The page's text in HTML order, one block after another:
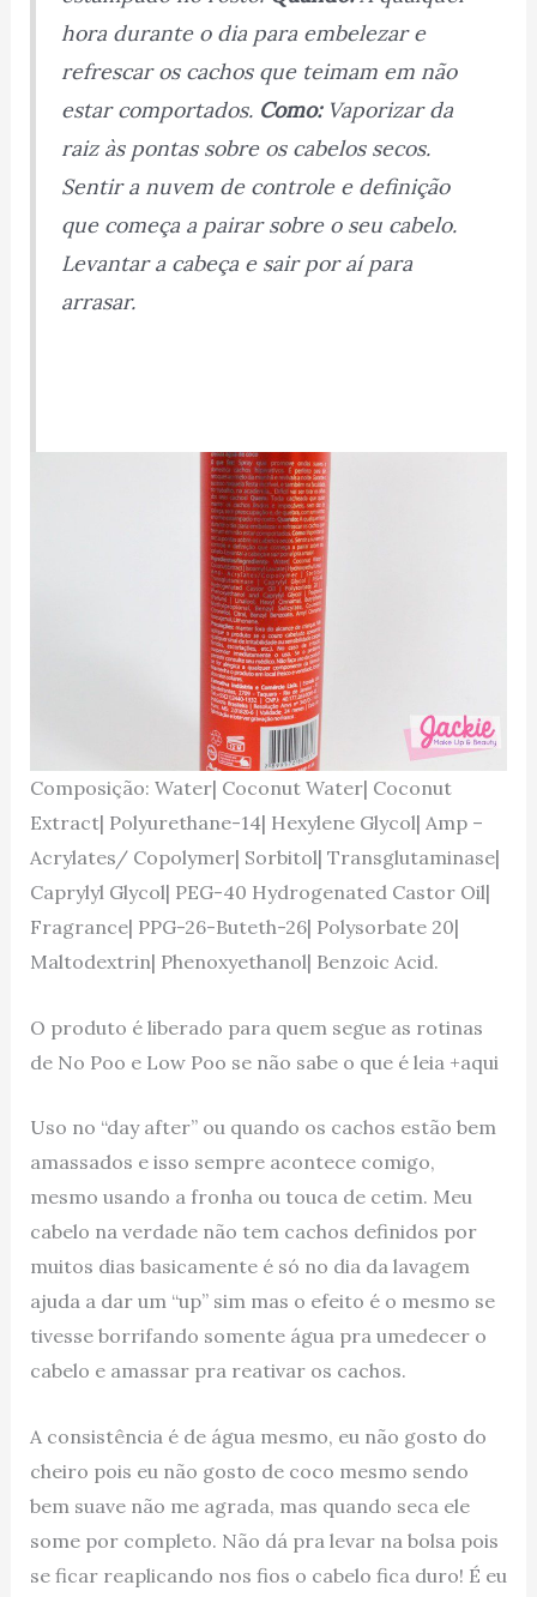
hora durante o dia para embelezar e
refrescar os cachos que teimam em não
estar comportados. Como:Vaporizar da
raiz às pontas sobre os cabelos secos.
Sentir a nuvem de controle e definição
que começa a pairar sobre o seu cabelo.
Levantar a cabeça e sair por aí para
arrasar.
Composição: Water| Coconut Water| Coconut
Extract| Polyurethane-14| Hexylene Glycol| Amp –
Acrylates/ Copolymer| Sorbitol| Transglutaminase|
Caprylyl Glycol| PEG-40 Hydrogenated Castor Oil|
Fragrance| PPG-26-Buteth-26| Polysorbate 20|
Maltodextrin| Phenoxyethanol| Benzoic Acid.
O produto é liberado para quem segue as rotinas
de No Poo e Low Poo se não sabe o que é leia +aqui
Uso no “day after” ou quando os cachos estão bem
amassados e isso sempre acontece comigo,
mesmo usando a fronha ou touca de cetim. Meu
cabelo na verdade não tem cachos definidos por
muitos dias basicamente é só no dia da lavagem
ajuda a dar um “up” sim mas o efeito é o mesmo se
tivesse borrifando somente água pra umedecer o
cabelo e amassar pra reativar os cachos.
A consistência é de água mesmo, eu não gosto do
cheiro pois eu não gosto de coco mesmo sendo
bem suave não me agrada, mas quando seca ele
some por completo. Não dá pra levar na bolsa pois
se ficar reaplicando nos fios o cabelo fica duro! É eu